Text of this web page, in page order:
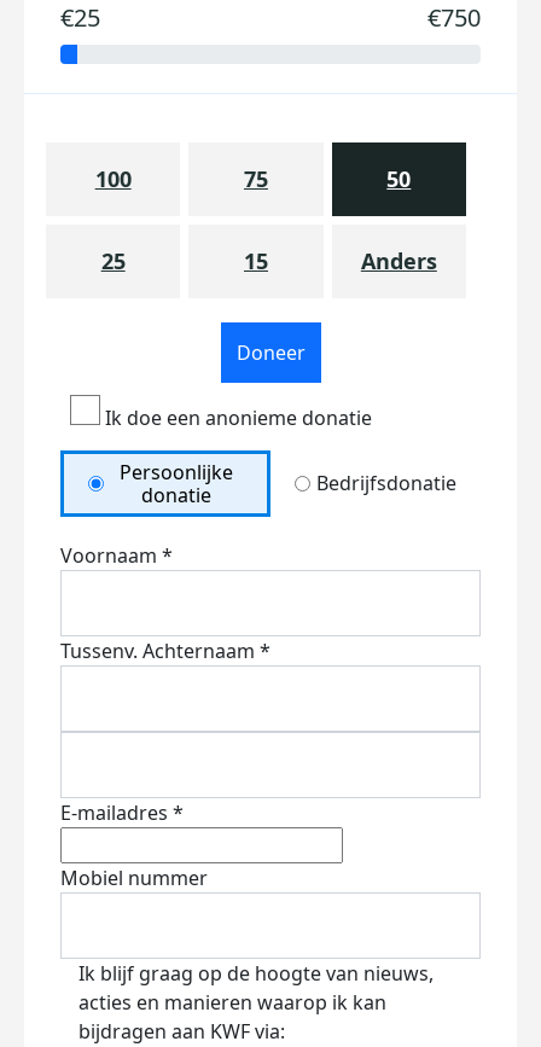
€25 €750
100 75 50
25 15 Anders
Doneer
Ik doe een anonieme donatie
Persoonlijke
donatie
Bedrijfsdonatie
Voornaam *
Tussenv. Achternaam *
E-mailadres *
Mobiel nummer
Ik blijf graag op de hoogte van nieuws,
acties en manieren waarop ik kan
bijdragen aan KWF via: